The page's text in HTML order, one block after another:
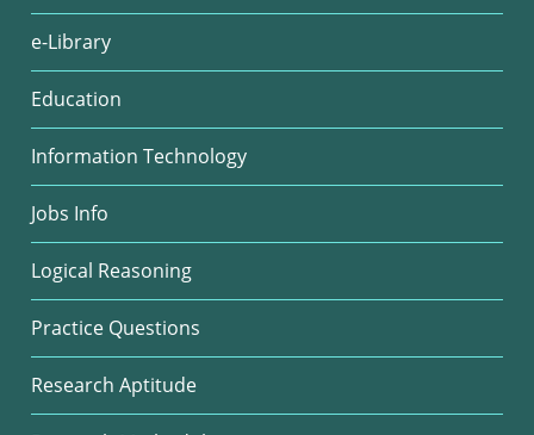
e-Library
Education
Information Technology
Jobs Info
Logical Reasoning
Practice Questions
Research Aptitude